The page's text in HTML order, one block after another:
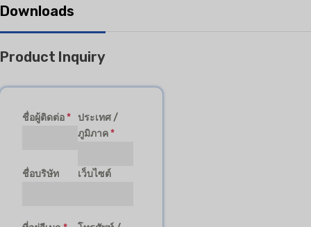
Downloads
Product Inquiry
ชื่อผู้ติดต่อ*
ประเทศ /
ภูมิภาค*
ชื่อบริษัท เว็บไซต์